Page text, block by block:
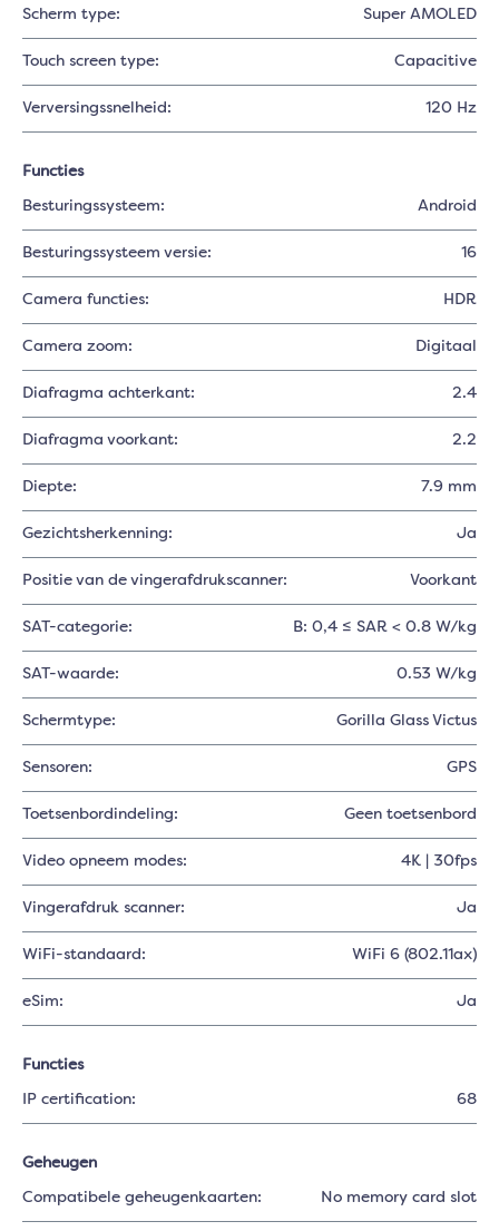
Scherm type: Super AMOLED
Touch screen type: Capacitive
Verversingssnelheid: 120 Hz
Functies
Besturingssysteem: Android
Besturingssysteem versie: 16
Camera functies: HDR
Camera zoom: Digitaal
Diafragma achterkant: 2.4
Diafragma voorkant: 2.2
Diepte: 7.9 mm
Gezichtsherkenning: Ja
Positie van de vingerafdrukscanner: Voorkant
SAT-categorie: B: 0,4 ≤ SAR < 0.8 W/kg
SAT-waarde: 0.53 W/kg
Schermtype: Gorilla Glass Victus
Sensoren: GPS
Toetsenbordindeling: Geen toetsenbord
Video opneem modes: 4K | 30fps
Vingerafdruk scanner: Ja
WiFi-standaard: WiFi 6 (802.11ax)
eSim: Ja
Functies
IP certification: 68
Geheugen
Compatibele geheugenkaarten: No memory card slot